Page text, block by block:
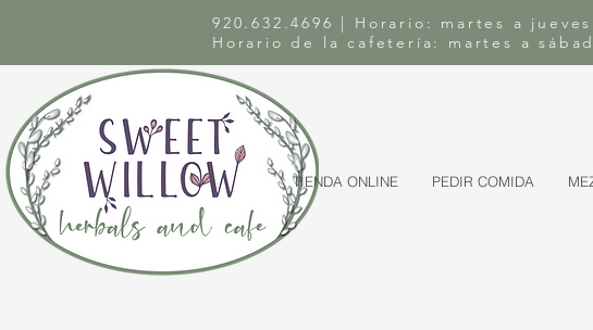
920.632.4696 | Horario: martes a
Horario de la cafetería: martes a
TIENDA ONLINE PEDIR COMIDA